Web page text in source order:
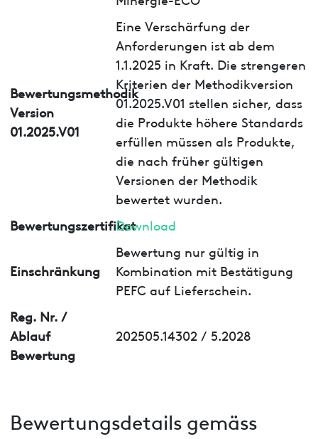
Bewertungsmethodik
Version
01.2025.V01
Eine Verschärfung der
Anforderungen ist ab dem
1.1.2025 in Kraft. Die strengeren
Kriterien der Methodikversion
01.2025.V01 stellen sicher, dass
die Produkte höhere Standards
erfüllen müssen als Produkte,
die nach früher gültigen
Versionen der Methodik
bewertet wurden.
BewertungszertifikatDownload
Einschränkung
Bewertung nur gültig in
Kombination mit Bestätigung
PEFC auf Lieferschein.
Reg. Nr. /
Ablauf
Bewertung
202505.14302 / 5.2028
Bewertungsdetails gemäss